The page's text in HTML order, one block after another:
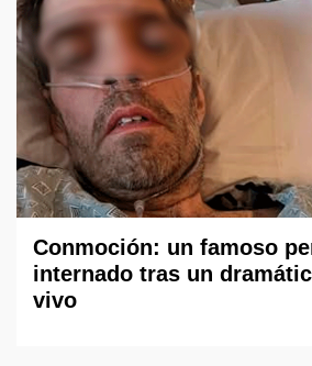
Conmoción: un famoso
internado tras un
vivo